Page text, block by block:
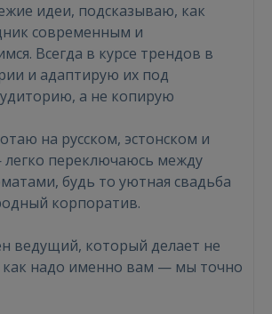
идеи, подсказываю, как
современным и
Всегда в курсе трендов в
и адаптирую их под
а не копирую
на русском, эстонском и
переключаюсь между
будь то уютная свадьба
корпоратив.
ведущий, который делает не
как надо именно вам — мы точно